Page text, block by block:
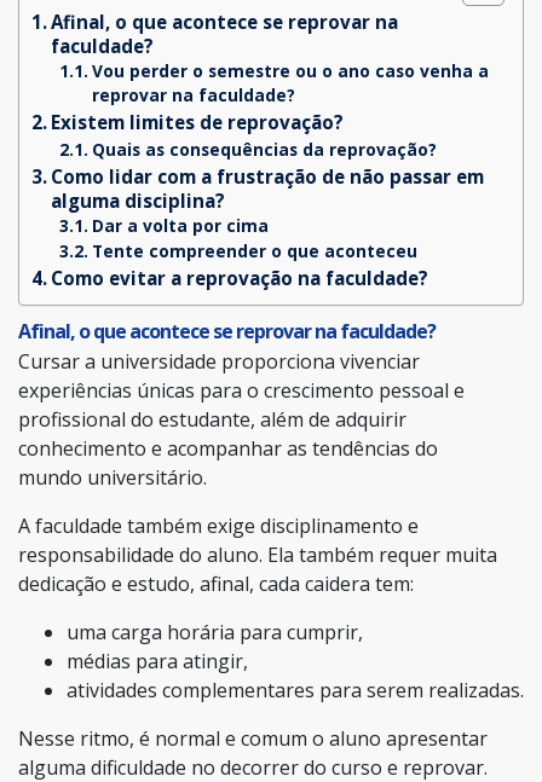
Afinal, o que acontece se reprovar na
faculdade?
Vou perder o semestre ou o ano caso venha a
reprovar na faculdade?
Existem limites de reprovação?
Quais as consequências da reprovação?
Como lidar com a frustração de não passar em
alguma disciplina?
Dar a volta por cima
Tente compreender o que aconteceu
Como evitar a reprovação na faculdade?
Afinal, o que acontece se reprovar na faculdade?
Cursar a universidade proporciona vivenciar
experiências únicas para o crescimento pessoal e
profissional do estudante, além de adquirir
conhecimento e acompanhar as tendências do
mundo universitário.
A faculdade também exige disciplinamento e
responsabilidade do aluno. Ela também requer muita
dedicação e estudo, afinal, cada caidera tem:
uma carga horária para cumprir,
médias para atingir,
atividades complementares para serem realizadas.
Nesse ritmo, é normal e comum o aluno apresentar
alguma dificuldade no decorrer do curso e reprovar.